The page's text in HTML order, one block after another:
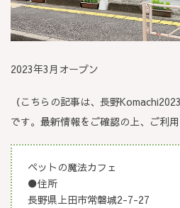
2023年3月オープン
（こちらの記事は、長野
です。最新情報をご確認の上、ご利用
ペットの魔法カフェ
●住所
長野県上田市常磐城2-7-27